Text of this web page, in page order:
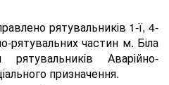
рятувальників 1-ї, 4-
частин м. Біла
Аварійно-
призначення.